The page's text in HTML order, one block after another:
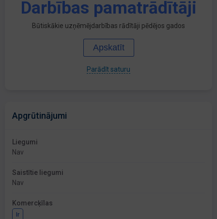
Darbības pamatrādītāji
Būtiskākie uzņēmējdarbības rādītāji pēdējos gados
Apskatīt
Parādīt saturu
Apgrūtinājumi
Liegumi
Nav
Saistītie liegumi
Nav
Komercķīlas
Ir